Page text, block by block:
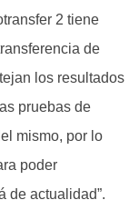
2 tiene
de
los resultados
pruebas de
mismo, por lo
poder
de actualidad”.